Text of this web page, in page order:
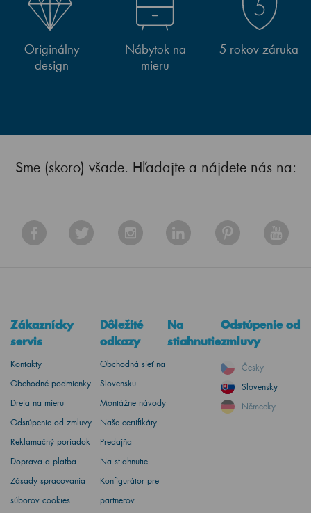
Originálny
design
Nábytok na
mieru
5 rokov záruka
Sme (skoro) všade. Hľadajte a nájdete nás na:
Zákaznícky
servis
Kontakty
Obchodné podmienky
Dreja na mieru
Odstúpenie od zmluvy
Reklamačný poriadok
Doprava a platba
Zásady spracovania
súborov cookies
Dôležité
odkazy
Obchodná sieť na
Slovensku
Montážne návody
Naše certifikáty
Predajňa
Na stiahnutie
Konfigurátor pre
partnerov
Na
stiahnutie
Odstúpenie od
zmluvy
Česky
Slovensky
Německy